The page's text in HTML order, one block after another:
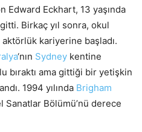
Edward Eckhart, 13 yaşında
gitti. Birkaç yıl sonra, okul
kariyerine başladı.
‘nın Sydney kentine
bıraktı ama gittiği bir yetişkin
1994 yılında Brigham
Sanatlar Bölümü’nü derece